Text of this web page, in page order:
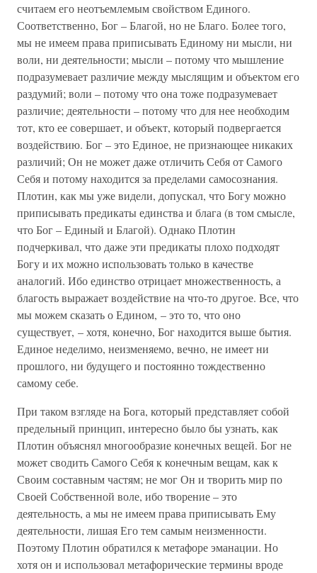
считаем его неотъемлемым свойством Единого.
Соответственно, Бог – Благой, но не Благо. Более того,
мы не имеем права приписывать Единому ни мысли, ни
воли, ни деятельности; мысли – потому что мышление
подразумевает различие между мыслящим и объектом его
раздумий; воли – потому что она тоже подразумевает
различие; деятельности – потому что для нее необходим
тот, кто ее совершает, и объект, который подвергается
воздействию. Бог – это Единое, не признающее никаких
различий; Он не может даже отличить Себя от Самого
Себя и потому находится за пределами самосознания.
Плотин, как мы уже видели, допускал, что Богу можно
приписывать предикаты единства и блага (в том смысле,
что Бог – Единый и Благой). Однако Плотин
подчеркивал, что даже эти предикаты плохо подходят
Богу и их можно использовать только в качестве
аналогий. Ибо единство отрицает множественность, а
благость выражает воздействие на что-то другое. Все, что
мы можем сказать о Едином, – это то, что оно
существует, – хотя, конечно, Бог находится выше бытия.
Единое неделимо, неизменяемо, вечно, не имеет ни
прошлого, ни будущего и постоянно тождественно
самому себе.
При таком взгляде на Бога, который представляет собой
предельный принцип, интересно было бы узнать, как
Плотин объяснял многообразие конечных вещей. Бог не
может сводить Самого Себя к конечным вещам, как к
Своим составным частям; не мог Он и творить мир по
Своей Собственной воле, ибо творение – это
деятельность, а мы не имеем права приписывать Ему
деятельности, лишая Его тем самым неизменности.
Поэтому Плотин обратился к метафоре эманации. Но
хотя он и использовал метафорические термины вроде